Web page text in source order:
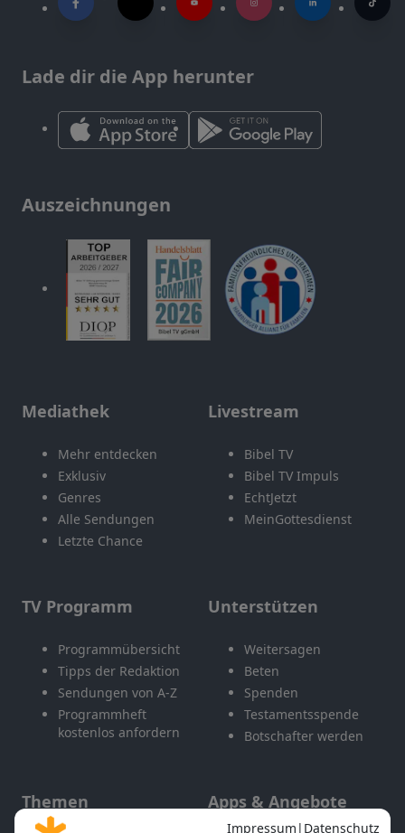
Lade dir die App herunter
Auszeichnungen
Mediathek
Mehr entdecken
Exklusiv
Genres
Alle Sendungen
Letzte Chance
Livestream
Bibel TV
Bibel TV Impuls
EchtJetzt
MeinGottesdienst
TV Programm
Programmübersicht
Tipps der Redaktion
Sendungen von A-Z
Programmheft
kostenlos anfordern
Unterstützen
Weitersagen
Beten
Spenden
Testamentsspende
Botschafter werden
Themen Apps & Angebote